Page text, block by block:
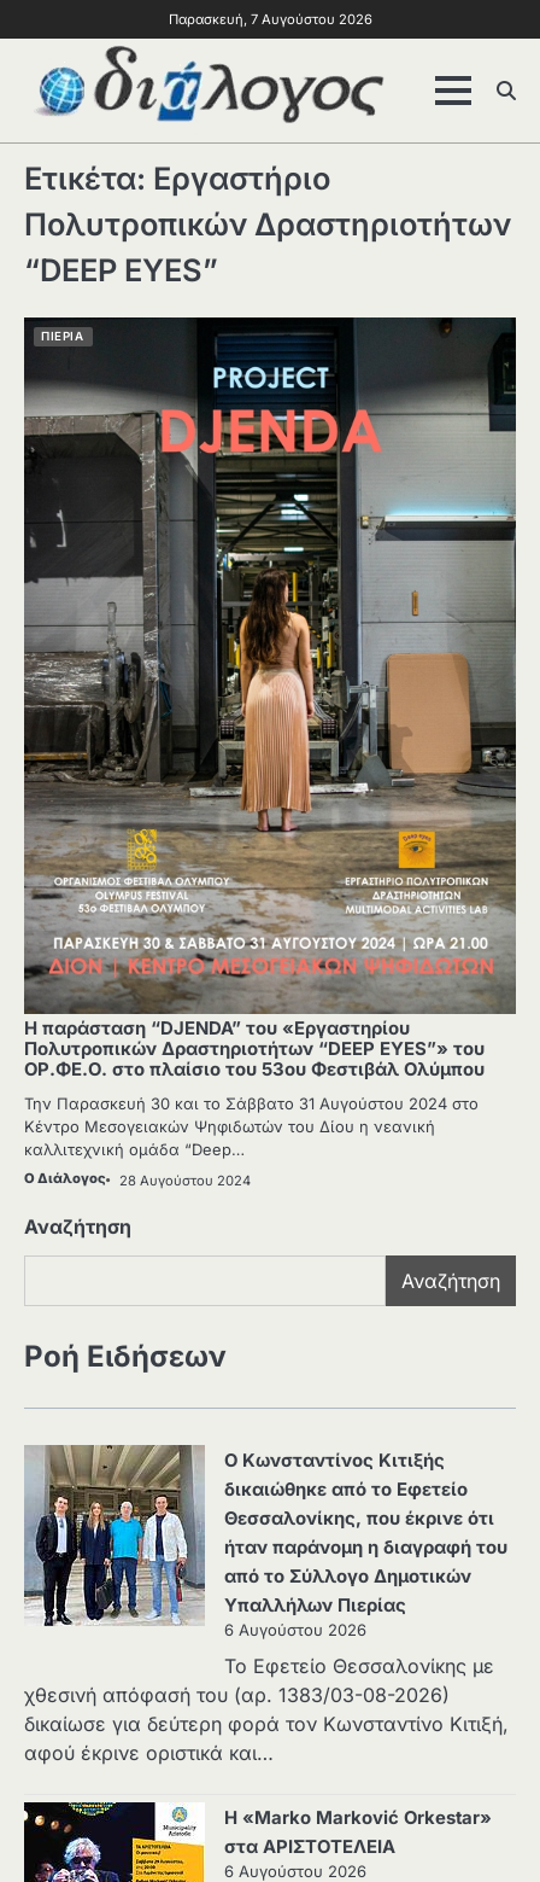
Παρασκευή, 7 Αυγούστου 2026
Ετικέτα: Εργαστήριο
Πολυτροπικών Δραστηριοτήτων
“DEEP EYES”
ΠΙΕΡΙΑ
Η παράσταση “DJENDA” του «Εργαστηρίου
Πολυτροπικών Δραστηριοτήτων “DEEP EYES”» του
ΟΡ.ΦΕ.Ο. στο πλαίσιο του 53ου Φεστιβάλ Ολύμπου
Την Παρασκευή 30 και το Σάββατο 31 Αυγούστου 2024 στο
Κέντρο Μεσογειακών Ψηφιδωτών του Δίου η νεανική
καλλιτεχνική ομάδα “Deep…
Ο Διάλογος 28 Αυγούστου 2024
Αναζήτηση
Αναζήτηση
Ροή Ειδήσεων
Ο Κωνσταντίνος Κιτιξής
δικαιώθηκε από το Εφετείο
Θεσσαλονίκης, που έκρινε ότι
ήταν παράνομη η διαγραφή του
από το Σύλλογο Δημοτικών
Υπαλλήλων Πιερίας
6 Αυγούστου 2026
Το Εφετείο Θεσσαλονίκης με
χθεσινή απόφασή του (αρ. 1383/03-08-2026)
δικαίωσε για δεύτερη φορά τον Κωνσταντίνο Κιτιξή,
αφού έκρινε οριστικά και…
Η «Marko Marković Orkestar»
στα ΑΡΙΣΤΟΤΕΛΕΙΑ
6 Αυγούστου 2026